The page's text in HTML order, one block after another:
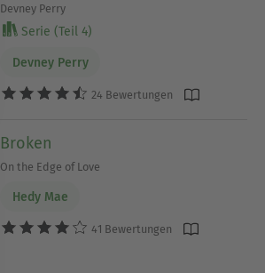
Devney Perry
Serie (Teil 4)
Devney Perry
24 Bewertungen
Broken
On the Edge of Love
Hedy Mae
41 Bewertungen